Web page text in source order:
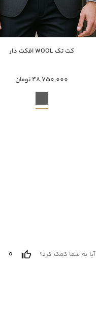
خرید سریعکت تک WOOL افکت دار
48,750,000 تومان
آیا به شما کمک کرد؟ 0